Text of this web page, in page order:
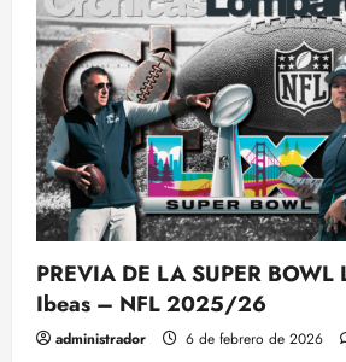
PREVIA DE LA SUPER BOWL
Ibeas – NFL 2025/26
administrador 6 de febrero de 2026